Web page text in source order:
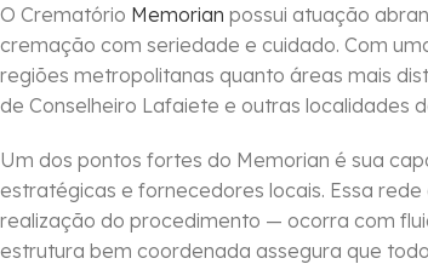
O Crematório Memorian possui atuação
cremação com seriedade e cuidado. Com
regiões metropolitanas quanto áreas mais
de Conselheiro Lafaiete e outras localidades
Um dos pontos fortes do Memorian é sua
estratégicas e fornecedores locais. Essa
realização do procedimento — ocorra com
estrutura bem coordenada assegura que